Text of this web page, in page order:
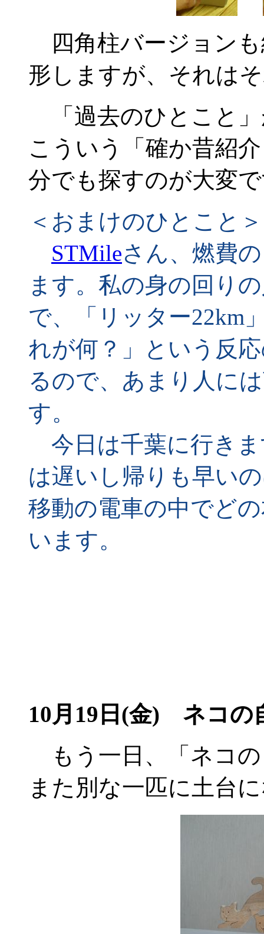
四角柱バージョン
形しますが、それは
「過去のひとこと
こういう「確か昔紹
分でも探すのが大変
＜おまけのひとこと＞
STMileさん、燃費
ます。私の身の回り
で、「リッター22km
れが何？」という反
るので、あまり人に
す。
今日は千葉に行き
は遅いし帰りも早い
移動の電車の中でど
います。
10月19日(金) ネコの
もう一日、「ネコ
また別な一匹に土台